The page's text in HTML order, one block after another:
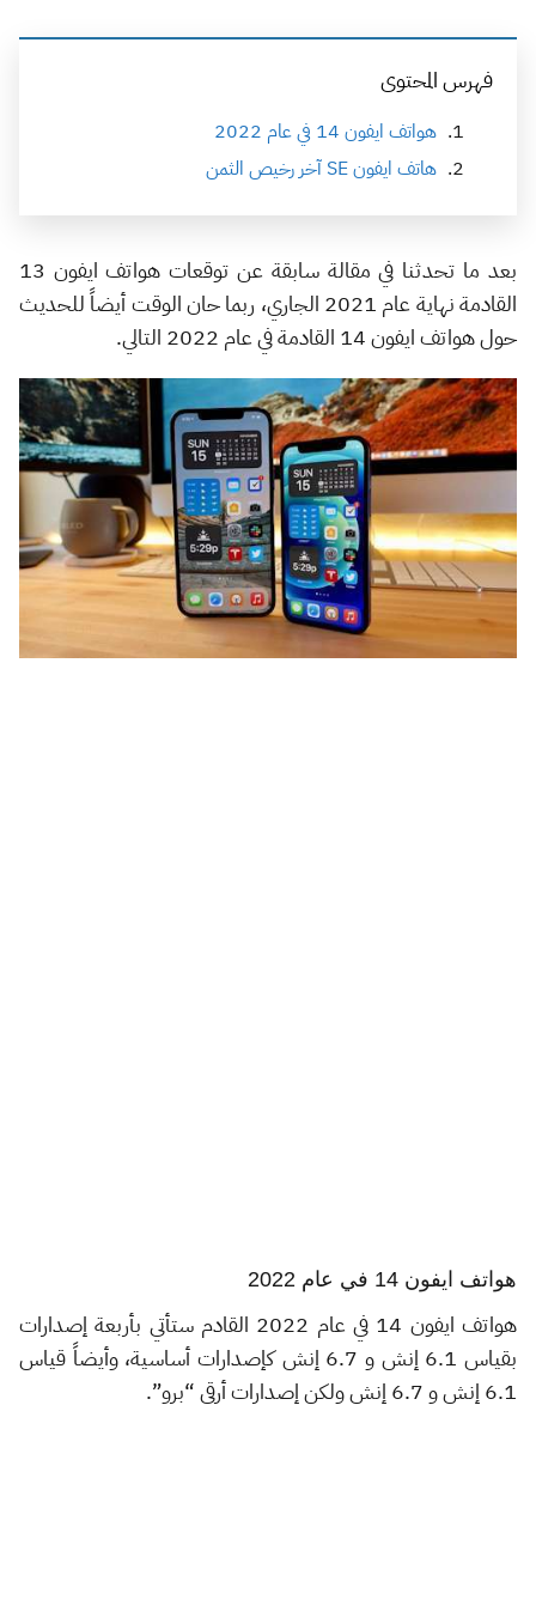
فهرس المحتوى
هواتف ايفون 14 في عام 2022
هاتف ايفون SE آخر رخيص الثمن
بعد ما تحدثنا في مقالة سابقة عن توقعات هواتف ايفون 13
القادمة نهاية عام 2021 الجاري، ربما حان الوقت أيضاً للحديث
حول هواتف ايفون 14 القادمة في عام 2022 التالي.
هواتف ايفون 14 في عام 2022
هواتف ايفون 14 في عام 2022 القادم ستأتي بأربعة إصدارات
بقياس 6.1 إنش و 6.7 إنش كإصدارات أساسية، وأيضاً قياس
6.1 إنش و 6.7 إنش ولكن إصدارات أرقى “برو”.